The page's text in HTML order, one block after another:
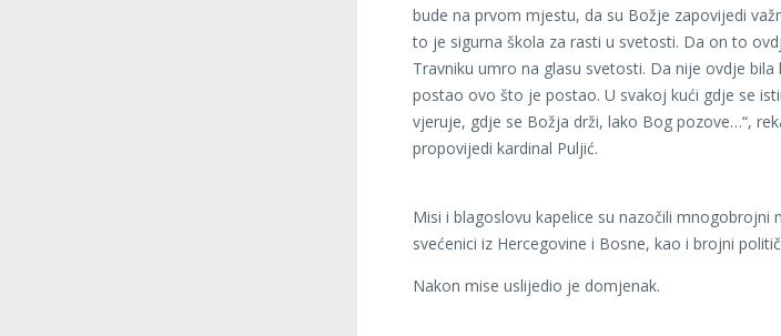
bude na prvom mjestu, da su Božje zapovijedi
to je sigurna škola za rasti u svetosti. Da on to
Travniku umro na glasu svetosti. Da nije ovdje
postao ovo što je postao. U svakoj kući gdje se
vjeruje, gdje se Božja drži, lako Bog pozove…“,
propovijedi kardinal Puljić.
Misi i blagoslovu kapelice su nazočili mnogobrojni
svećenici iz Hercegovine i Bosne, kao i brojni
Nakon mise uslijedio je domjenak.